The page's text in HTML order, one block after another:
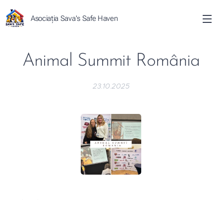
Asociația Sava's Safe Haven
Animal Summit România
23.10.2025